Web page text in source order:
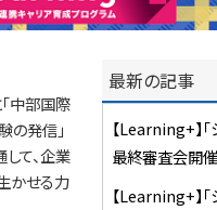
中部国際
の発信」
て、企業
かせる力
最新の記事
【Learning+】
最終審査会開
【Learning+】